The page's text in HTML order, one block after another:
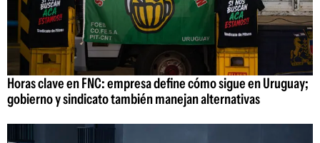
Horas clave en FNC: empresa define cómo sigue en Uruguay;
gobierno y sindicato también manejan alternativas